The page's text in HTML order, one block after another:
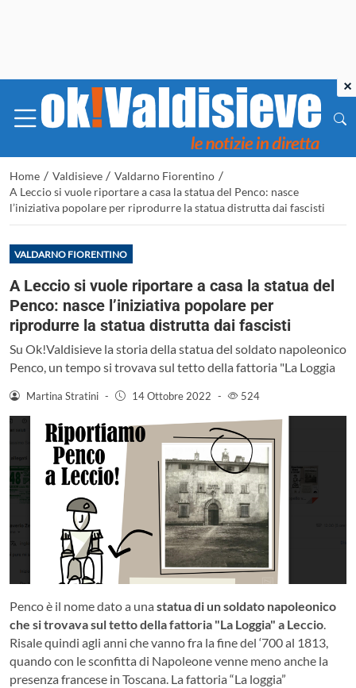
Home / Valdisieve / Valdarno Fiorentino /
A Leccio si vuole riportare a casa la statua del Penco: nasce
l’iniziativa popolare per riprodurre la statua distrutta dai fascisti
VALDARNO FIORENTINO
A Leccio si vuole riportare a casa la statua del
Penco: nasce l’iniziativa popolare per
riprodurre la statua distrutta dai fascisti
Su Ok!Valdisieve la storia della statua del soldato napoleonico
Penco, un tempo si trovava sul tetto della fattoria "La Loggia
Martina Stratini - 14 Ottobre 2022 - 524
Penco è il nome dato a una statua di un soldato napoleonico
che si trovava sul tetto della fattoria "La Loggia" a Leccio.
Risale quindi agli anni che vanno fra la fine del ‘700 al 1813,
quando con le sconfitta di Napoleone venne meno anche la
presenza francese in Toscana. La fattoria “La loggia”
×